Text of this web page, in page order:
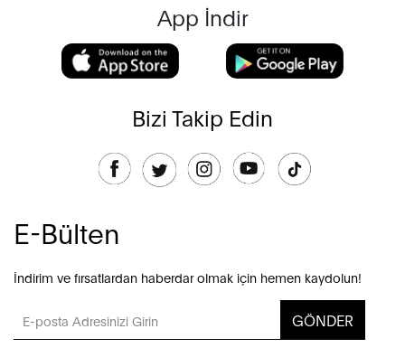
App İndir
Bizi Takip Edin
E-Bülten
İndirim ve fırsatlardan haberdar olmak için hemen kaydolun!
GÖNDER